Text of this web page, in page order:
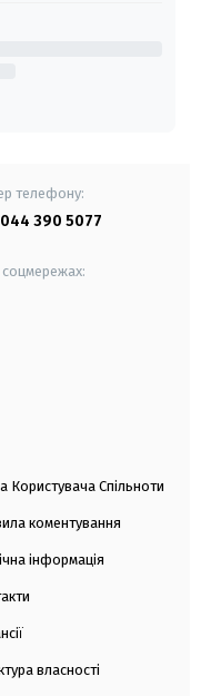
телефону:
390 5077
Користувача Спільноти
коментування
інформація
власності